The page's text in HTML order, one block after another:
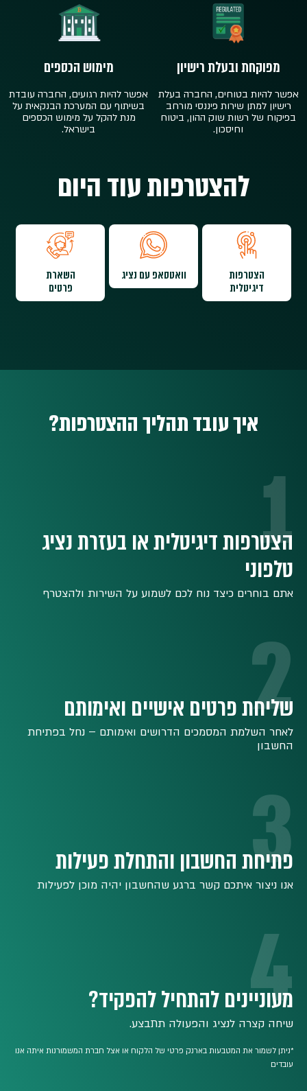
מפוקחת ובעלת רישיון
אפשר להיות בטוחים, החברה בעלת
רישיון למתן שירות פיננסי מורחב
בפיקוח של רשות שוק ההון, ביטוח
וחיסכון.
מימוש הכספים
אפשר להיות רגועים, החברה עובדת
בשיתוף עם המערכת הבנקאית על
מנת להקל על מימוש הכספים
בישראל.
להצטרפות עוד היום
הצטרפות
דיגיטלית
וואטסאפ עם נציג
השארת
פרטים
איך עובד תהליך ההצטרפות?
1
הצטרפות דיגיטלית או בעזרת נציג
טלפוני
אתם בוחרים כיצד נוח לכם לשמוע על השירות ולהצטרף
2
שליחת פרטים אישיים ואימותם
לאחר השלמת המסמכים הדרושים ואימותם – נחל בפתיחת
החשבון
3
פתיחת החשבון והתחלת פעילות
אנו ניצור איתכם קשר ברגע שהחשבון יהיה מוכן לפעילות
4
מעוניינים להתחיל להפקיד?
שיחה קצרה לנציג והפעולה תתבצע.
*ניתן לשמור את המטבעות בארנק פרטי של הלקוח או אצל חברת המשמורנות איתה אנו
עובדים